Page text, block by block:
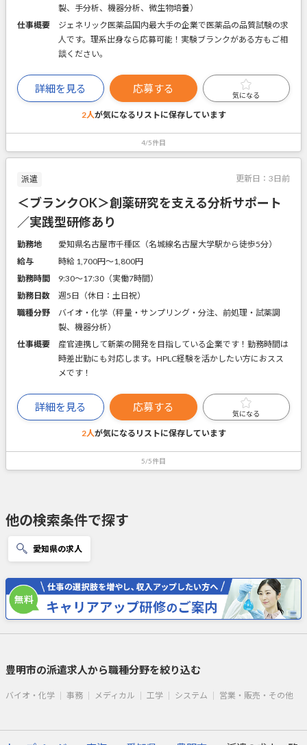
製、手分析、機器分析、微生物培養）
仕事概要
ジェネリック医薬品国内最大手の企業で医薬品の品質試験の求
人です。理系出身なら応募可能！実験ブランクがある方もご相
談ください。
詳細を見る 応募する
気になる
2人が気になるリストに保存しています
4/5件目
派遣 更新日： 3日前
＜ブランクOK＞創薬研究を支える分析サポート
／実践型研修あり
勤務地
愛知県名古屋市千種区（名城線名古屋大学駅から徒歩5分）
給与
時給 1,700円〜1,800円
勤務時間
9:30～17:30（実働7時間）
勤務日数
週5日（休日：土日祝）
職種分野
バイオ・化学（秤量・サンプリング・分注、前処理・試薬調
製、機器分析）
仕事概要
産官連携して新薬の開発を目指している企業です！勤務時間は
時差出勤にも対応します。HPLC経験を活かしたい方におスス
メです！
詳細を見る 応募する
気になる
2人が気になるリストに保存しています
5/5件目
他の検索条件で探す
愛知県の求人
豊明市の派遣求人から職種分野を絞り込む
バイオ・化学 事務 メディカル 工学 システム 営業・販売・その他